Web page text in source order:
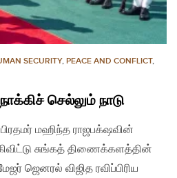
SECURITY, PEACE AND CONFLICT,
செல்லும் நாடு
மஹிந்த ராஜபக்‌ஷவின்
சுங்கத் திணைக்களத்தின்
ஜெனரல் விஜித ரவிப்பிரிய